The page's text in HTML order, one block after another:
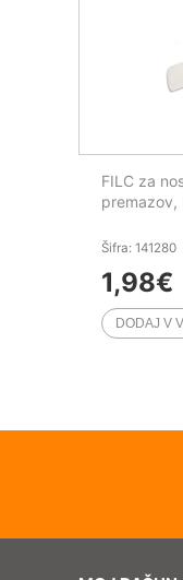
FILC za
premazov,
Šifra: 141280
1,98€